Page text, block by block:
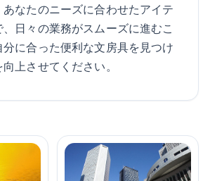
なたのニーズに合わせたアイテ
日々の業務がスムーズに進むこ
に合った便利な文房具を見つけ
上させてください。